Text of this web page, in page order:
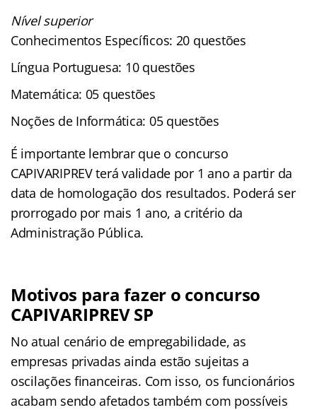
Nível superior
Conhecimentos Específicos: 20 questões
Língua Portuguesa: 10 questões
Matemática: 05 questões
Noções de Informática: 05 questões
É importante lembrar que o concurso
CAPIVARIPREV terá validade por 1 ano a partir da
data de homologação dos resultados. Poderá ser
prorrogado por mais 1 ano, a critério da
Administração Pública.
Motivos para fazer o concurso
CAPIVARIPREV SP
No atual cenário de empregabilidade, as
empresas privadas ainda estão sujeitas a
oscilações financeiras. Com isso, os funcionários
acabam sendo afetados também com possíveis